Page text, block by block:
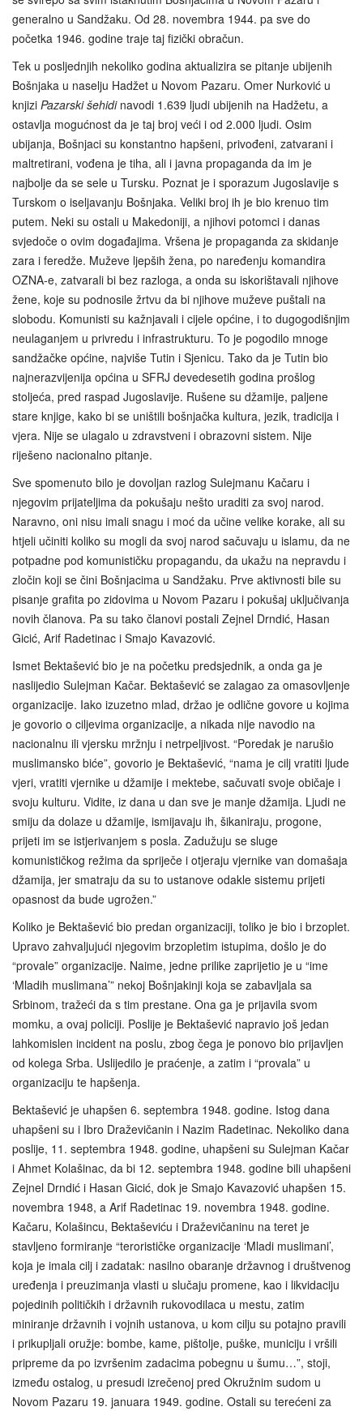
generalno u Sandžaku. Od 28. novembra 1944. pa sve do
početka 1946. godine traje taj fizički obračun.
Tek u posljednjih nekoliko godina aktualizira se pitanje ubijenih
Bošnjaka u naselju Hadžet u Novom Pazaru. Omer Nurković u
knjizi Pazarski šehidinavodi 1.639 ljudi ubijenih na Hadžetu, a
ostavlja mogućnost da je taj broj veći i od 2.000 ljudi. Osim
ubijanja, Bošnjaci su konstantno hapšeni, privođeni, zatvarani i
maltretirani, vođena je tiha, ali i javna propaganda da im je
najbolje da se sele u Tursku. Poznat je i sporazum Jugoslavije s
Turskom o iseljavanju Bošnjaka. Veliki broj ih je bio krenuo tim
putem. Neki su ostali u Makedoniji, a njihovi potomci i danas
svjedoče o ovim događajima. Vršena je propaganda za skidanje
zara i feredže. Muževe ljepših žena, po naređenju komandira
OZNA-e, zatvarali bi bez razloga, a onda su iskorištavali njihove
žene, koje su podnosile žrtvu da bi njihove muževe puštali na
slobodu. Komunisti su kažnjavali i cijele općine, i to dugogodišnjim
neulaganjem u privredu i infrastrukturu. To je pogodilo mnoge
sandžačke općine, najviše Tutin i Sjenicu. Tako da je Tutin bio
najnerazvijenija općina u SFRJ devedesetih godina prošlog
stoljeća, pred raspad Jugoslavije. Rušene su džamije, paljene
stare knjige, kako bi se uništili bošnjačka kultura, jezik, tradicija i
vjera. Nije se ulagalo u zdravstveni i obrazovni sistem. Nije
riješeno nacionalno pitanje.
Sve spomenuto bilo je dovoljan razlog Sulejmanu Kačaru i
njegovim prijateljima da pokušaju nešto uraditi za svoj narod.
Naravno, oni nisu imali snagu i moć da učine velike korake, ali su
htjeli učiniti koliko su mogli da svoj narod sačuvaju u islamu, da ne
potpadne pod komunističku propagandu, da ukažu na nepravdu i
zločin koji se čini Bošnjacima u Sandžaku. Prve aktivnosti bile su
pisanje grafita po zidovima u Novom Pazaru i pokušaj uključivanja
novih članova. Pa su tako članovi postali Zejnel Drndić, Hasan
Gicić, Arif Radetinac i Smajo Kavazović.
Ismet Bektašević bio je na početku predsjednik, a onda ga je
naslijedio Sulejman Kačar. Bektašević se zalagao za omasovljenje
organizacije. Iako izuzetno mlad, držao je odlične govore u kojima
je govorio o ciljevima organizacije, a nikada nije navodio na
nacionalnu ili vjersku mržnju i netrpeljivost. “Poredak je narušio
muslimansko biće”, govorio je Bektašević, “nama je cilj vratiti ljude
vjeri, vratiti vjernike u džamije i mektebe, sačuvati svoje običaje i
svoju kulturu. Vidite, iz dana u dan sve je manje džamija. Ljudi ne
smiju da dolaze u džamije, ismijavaju ih, šikaniraju, progone,
prijeti im se istjerivanjem s posla. Zadužuju se sluge
komunističkog režima da spriječe i otjeraju vjernike van domašaja
džamija, jer smatraju da su to ustanove odakle sistemu prijeti
opasnost da bude ugrožen.”
Koliko je Bektašević bio predan organizaciji, toliko je bio i brzoplet.
Upravo zahvaljujući njegovim brzopletim istupima, došlo je do
“provale” organizacije. Naime, jedne prilike zaprijetio je u “ime
‘Mladih muslimana’” nekoj Bošnjakinji koja se zabavljala sa
Srbinom, tražeći da s tim prestane. Ona ga je prijavila svom
momku, a ovaj policiji. Poslije je Bektašević napravio još jedan
lahkomislen incident na poslu, zbog čega je ponovo bio prijavljen
od kolega Srba. Uslijedilo je praćenje, a zatim i “provala” u
organizaciju te hapšenja.
Bektašević je uhapšen 6. septembra 1948. godine. Istog dana
uhapšeni su i Ibro Draževičanin i Nazim Radetinac. Nekoliko dana
poslije, 11. septembra 1948. godine, uhapšeni su Sulejman Kačar
i Ahmet Kolašinac, da bi 12. septembra 1948. godine bili uhapšeni
Zejnel Drndić i Hasan Gicić, dok je Smajo Kavazović uhapšen 15.
novembra 1948, a Arif Radetinac 19. novembra 1948. godine.
Kačaru, Kolašincu, Bektaševiću i Draževičaninu na teret je
stavljeno formiranje “terorističke organizacije ‘Mladi muslimani’,
koja je imala cilj i zadatak: nasilno obaranje državnog i društvenog
uređenja i preuzimanja vlasti u slučaju promene, kao i likvidaciju
pojedinih političkih i državnih rukovodilaca u mestu, zatim
miniranje državnih i vojnih ustanova, u kom cilju su potajno pravili
i prikupljali oružje: bombe, kame, pištolje, puške, municiju i vršili
pripreme da po izvršenim zadacima pobegnu u šumu…”, stoji,
između ostalog, u presudi izrečenoj pred Okružnim sudom u
Novom Pazaru 19. januara 1949. godine. Ostali su terećeni za